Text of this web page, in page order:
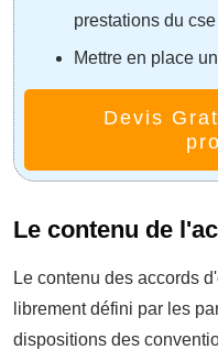
prestations du cse
Mettre en place
Devis
Le contenu de
Le contenu des accords
librement défini par les
dispositions des